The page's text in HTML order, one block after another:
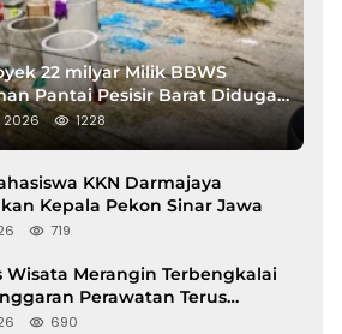
22 milyar Milik BBWS
Pantai Pesisir Barat Diduga
Besi Banci
2026 1228
KKN Darmajaya
Kepala Pekon Sinar Jawa
719
Wisata Merangin Terbengkalai
Perawatan Terus
690